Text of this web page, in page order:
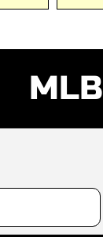
MLB